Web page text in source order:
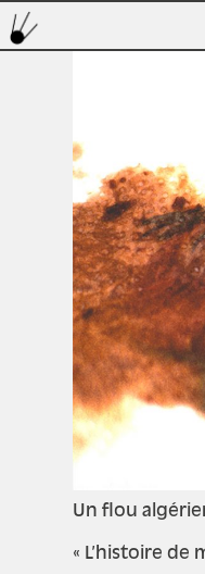
Un flou
« L’histoire de